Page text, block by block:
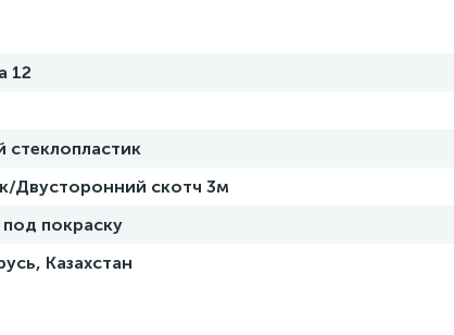
12
стеклопластик
Двусторонний скотч 3м
покраску
Казахстан